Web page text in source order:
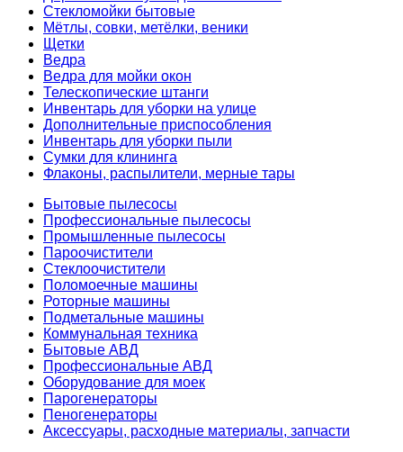
Стекломойки бытовые
Мётлы, совки, метёлки, веники
Щетки
Ведра
Ведра для мойки окон
Телескопические штанги
Инвентарь для уборки на улице
Дополнительные приспособления
Инвентарь для уборки пыли
Сумки для клининга
Флаконы, распылители, мерные тары
Бытовые пылесосы
Профессиональные пылесосы
Промышленные пылесосы
Пароочистители
Стеклоочистители
Поломоечные машины
Роторные машины
Подметальные машины
Коммунальная техника
Бытовые АВД
Профессиональные АВД
Оборудование для моек
Парогенераторы
Пеногенераторы
Аксессуары, расходные материалы, запчасти